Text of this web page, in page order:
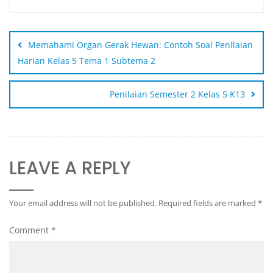
Memahami Organ Gerak Hewan: Contoh Soal Penilaian
Harian Kelas 5 Tema 1 Subtema 2
Penilaian Semester 2 Kelas 5 K13
LEAVE A REPLY
Your email address will not be published. Required fields are marked *
Comment *